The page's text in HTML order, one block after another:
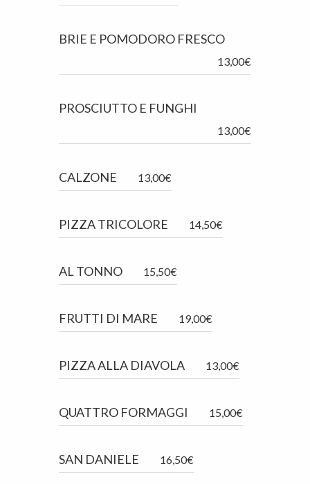
BRIE E POMODORO FRESCO
13,00€
PROSCIUTTO E FUNGHI
13,00€
CALZONE 13,00€
PIZZA TRICOLORE 14,50€
AL TONNO 15,50€
FRUTTI DI MARE 19,00€
PIZZA ALLA DIAVOLA 13,00€
QUATTRO FORMAGGI 15,00€
SAN DANIELE 16,50€